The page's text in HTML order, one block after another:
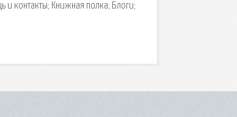
контакты; Книжная полка; Блоги;